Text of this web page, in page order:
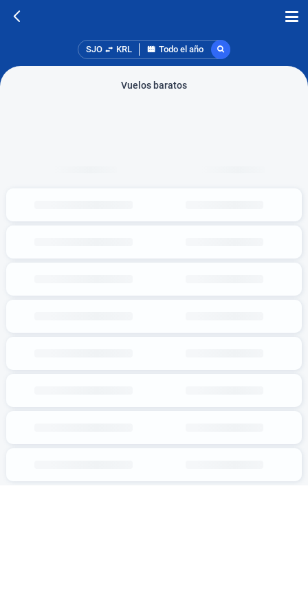
SJO KRL Todo el año
Vuelos baratos